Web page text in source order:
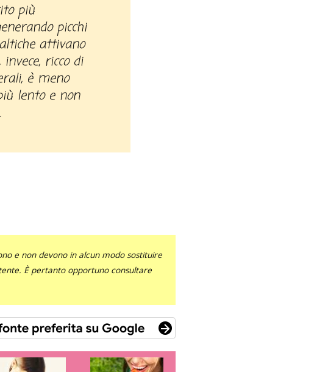
picchi
attivano
ricco di
è meno
lento e non
e non devono in alcun modo sostituire
È pertanto opportuno consultare